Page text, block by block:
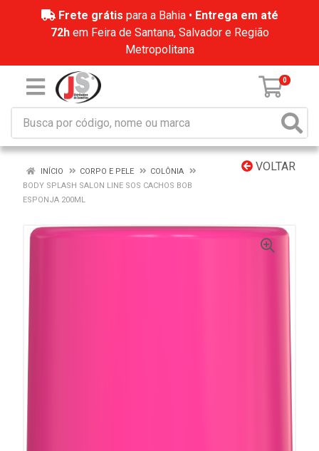
Frete grátis para a Bahia • Entrega em até
72hem Feira de Santana, Salvador e Região
Metropolitana
0
VOLTAR
INÍCIO CORPO E PELE
COLÔNIA
BODY SPLASH SALON LINE SOS CACHOS BOB
ESPONJA 200ML